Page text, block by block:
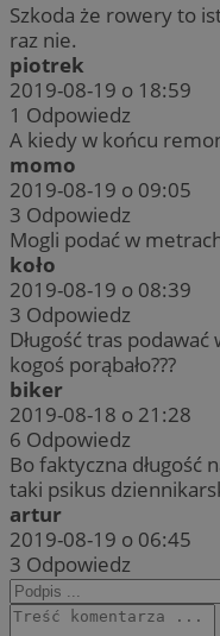
Szkoda że rowery to
raz nie.
piotrek
2019-08-19 o 18:59
1 Odpowiedz
A kiedy w końcu
momo
2019-08-19 o 09:05
3 Odpowiedz
Mogli podać w
koło
2019-08-19 o 08:39
3 Odpowiedz
Długość tras
kogoś porąbało???
biker
2019-08-18 o 21:28
6 Odpowiedz
Bo faktyczna długość
taki psikus
artur
2019-08-19 o 06:45
3 Odpowiedz